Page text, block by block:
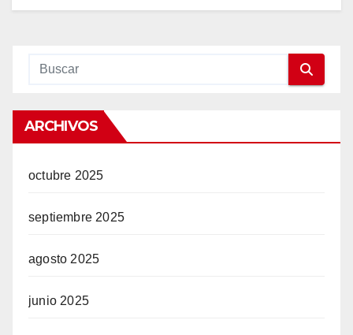
ARCHIVOS
octubre 2025
septiembre 2025
agosto 2025
junio 2025